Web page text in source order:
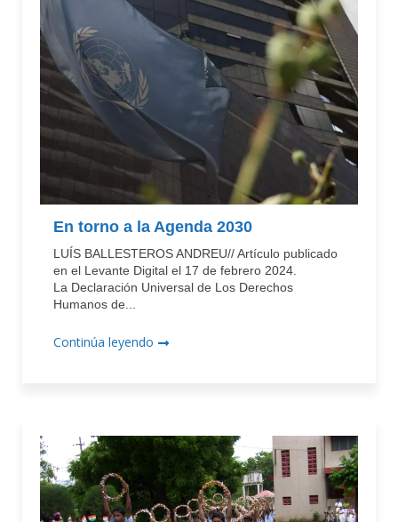
En torno a la Agenda 2030
LUÍS BALLESTEROS ANDREU// Artículo publicado
en el Levante Digital el 17 de febrero 2024.
La Declaración Universal de Los Derechos
Humanos de...
Continúa leyendo